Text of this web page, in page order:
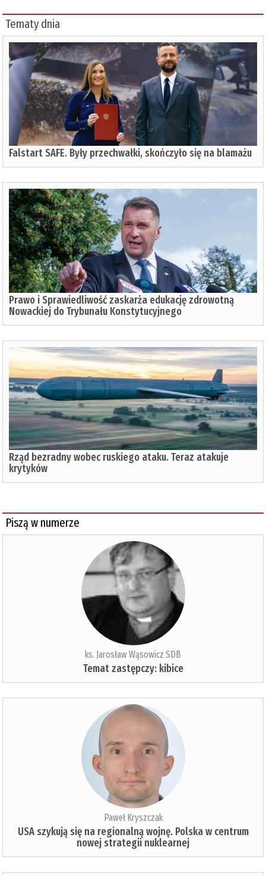
Tematy dnia
Falstart SAFE. Były przechwałki, skończyło się na blamażu
Prawo i Sprawiedliwość zaskarża edukację zdrowotną
Nowackiej do Trybunału Konstytucyjnego
Rząd bezradny wobec ruskiego ataku. Teraz atakuje
krytyków
Piszą w numerze
ks. Jarosław Wąsowicz SDB
Temat zastępczy: kibice
Paweł Kryszczak
USA szykują się na regionalną wojnę. Polska w centrum
nowej strategii nuklearnej